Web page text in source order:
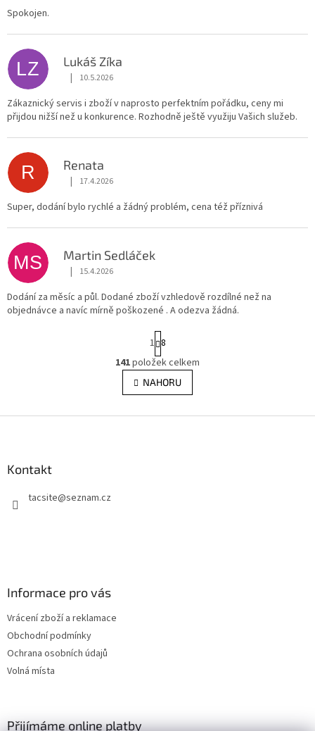
Spokojen.
LZ Lukáš Zíka
Hodnocení obchodu je 5 z 5 hvězdiček.
| 10.5.2026
Zákaznický servis i zboží v naprosto perfektním pořádku, ceny mi
přijdou nižší než u konkurence. Rozhodně ještě využiju Vašich služeb.
R Renata
Hodnocení obchodu je 5 z 5 hvězdiček.
| 17.4.2026
Super, dodání bylo rychlé a žádný problém, cena též příznivá
MS Martin Sedláček
Hodnocení obchodu je 5 z 5 hvězdiček.
| 15.4.2026
Dodání za měsíc a půl. Dodané zboží vzhledově rozdílné než na
objednávce a navíc mírně poškozené . A odezva žádná.
O
v
l
S
t
r
á
n
k
v
1 8
141položek celkem
NAHORU
Kontakt
tacsite@seznam.cz
Informace pro vás
Vrácení zboží a reklamace
Obchodní podmínky
Ochrana osobních údajů
Volná místa
Přijímáme online platby